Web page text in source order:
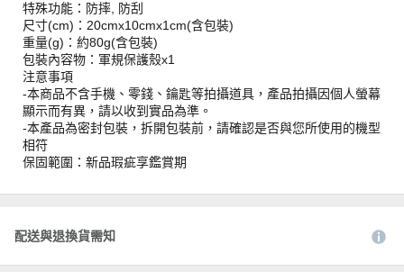
特殊功能：防摔, 防刮
尺寸(cm)：20cmx10cmx1cm(含包裝)
重量(g)：約80g(含包裝)
包裝內容物：軍規保護殼x1
注意事項
-本商品不含手機、零錢、鑰匙等拍攝道具，產品拍攝因個人螢幕
顯示而有異，請以收到實品為準。
-本產品為密封包裝，拆開包裝前，請確認是否與您所使用的機型
相符
保固範圍：新品瑕疵享鑑賞期
配送與退換貨需知